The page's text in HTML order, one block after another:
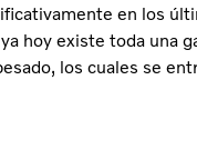
en los
hoy existe toda una
los cuales se